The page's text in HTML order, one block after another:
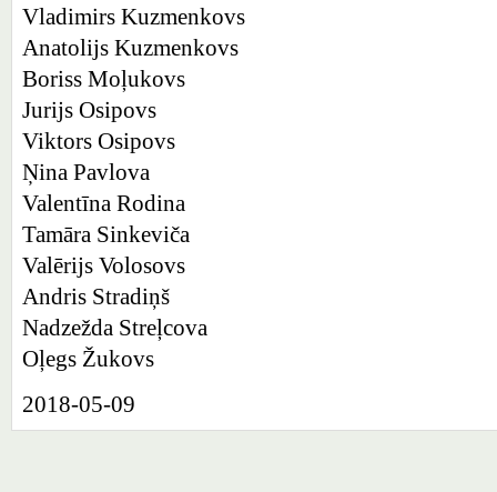
Vladimirs Kuzmenkovs
Anatolijs Kuzmenkovs
Boriss Moļukovs
Jurijs Osipovs
Viktors Osipovs
Ņina Pavlova
Valentīna Rodina
Tamāra Sinkeviča
Valērijs Volosovs
Andris Stradiņš
Nadzežda Streļcova
Oļegs Žukovs
2018-05-09